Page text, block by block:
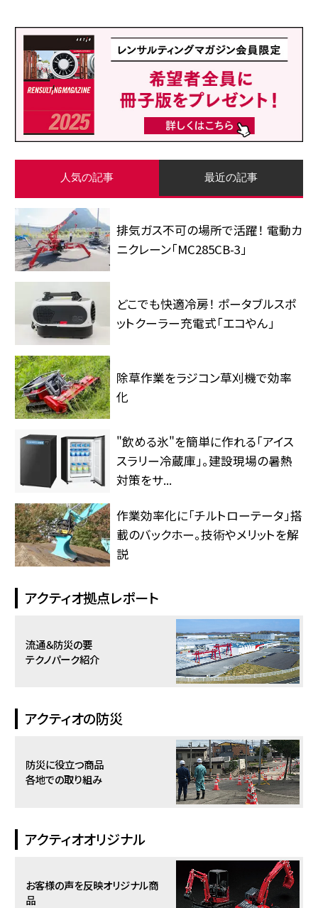
人気の記事 最近の記事
排気ガス不可の場所で活躍！ 電動カ
ニクレーン「MC285CB-3」
どこでも快適冷房！ ポータブルスポ
ットクーラー充電式「エコやん」
除草作業をラジコン草刈機で効率
化
"飲める氷"を簡単に作れる「アイス
スラリー冷蔵庫」。建設現場の暑熱
対策をサ...
作業効率化に「チルトローテータ」搭
載のバックホー。技術やメリットを解
説
アクティオ拠点レポート
流通＆防災の要
テクノパーク紹介
アクティオの防災
防災に役立つ商品
各地での取り組み
アクティオオリジナル
お客様の声を反映オリジナル商
品